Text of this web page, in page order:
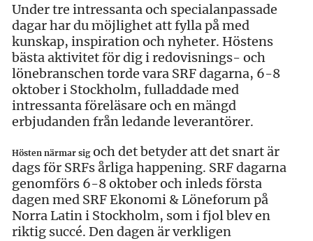
Under tre intressanta och specialanpassade
dagar har du möjlighet att fylla på med
kunskap, inspiration och nyheter. Höstens
bästa aktivitet för dig i redovisnings- och
lönebranschen torde vara SRF dagarna, 6-8
oktober i Stockholm, fulladdade med
intressanta föreläsare och en mängd
erbjudanden från ledande leverantörer.
Hösten närmar sig och det betyder att det snart är
dags för SRFs årliga happening. SRF dagarna
genomförs 6-8 oktober och inleds första
dagen med SRF Ekonomi & Löneforum på
Norra Latin i Stockholm, som i fjol blev en
riktig succé. Den dagen är verkligen